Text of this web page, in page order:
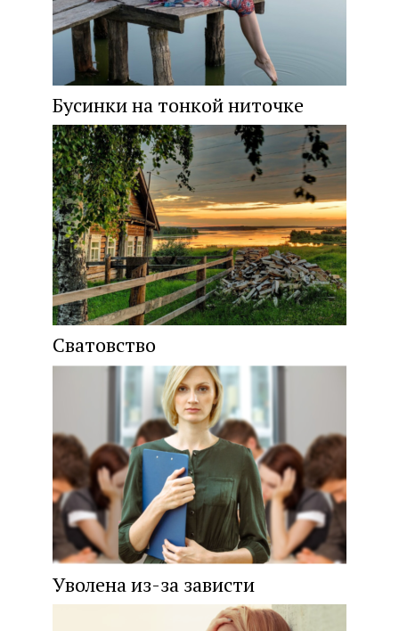
Бусинки на тонкой ниточке
Сватовство
Уволена из-за зависти